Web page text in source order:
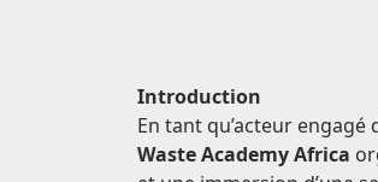
Introduction
En tant qu’acteur
Waste Academy Africa